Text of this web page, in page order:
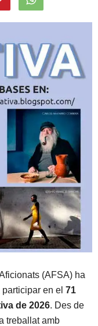
(AFSA) ha
en el 71
de 2026. Des de
treballat amb